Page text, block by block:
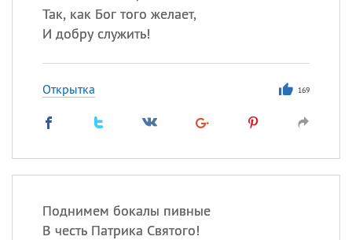
Так, как Бог того желает,
И добру служить!
Открытка 169
Поднимем бокалы пивные
В честь Патрика Святого!